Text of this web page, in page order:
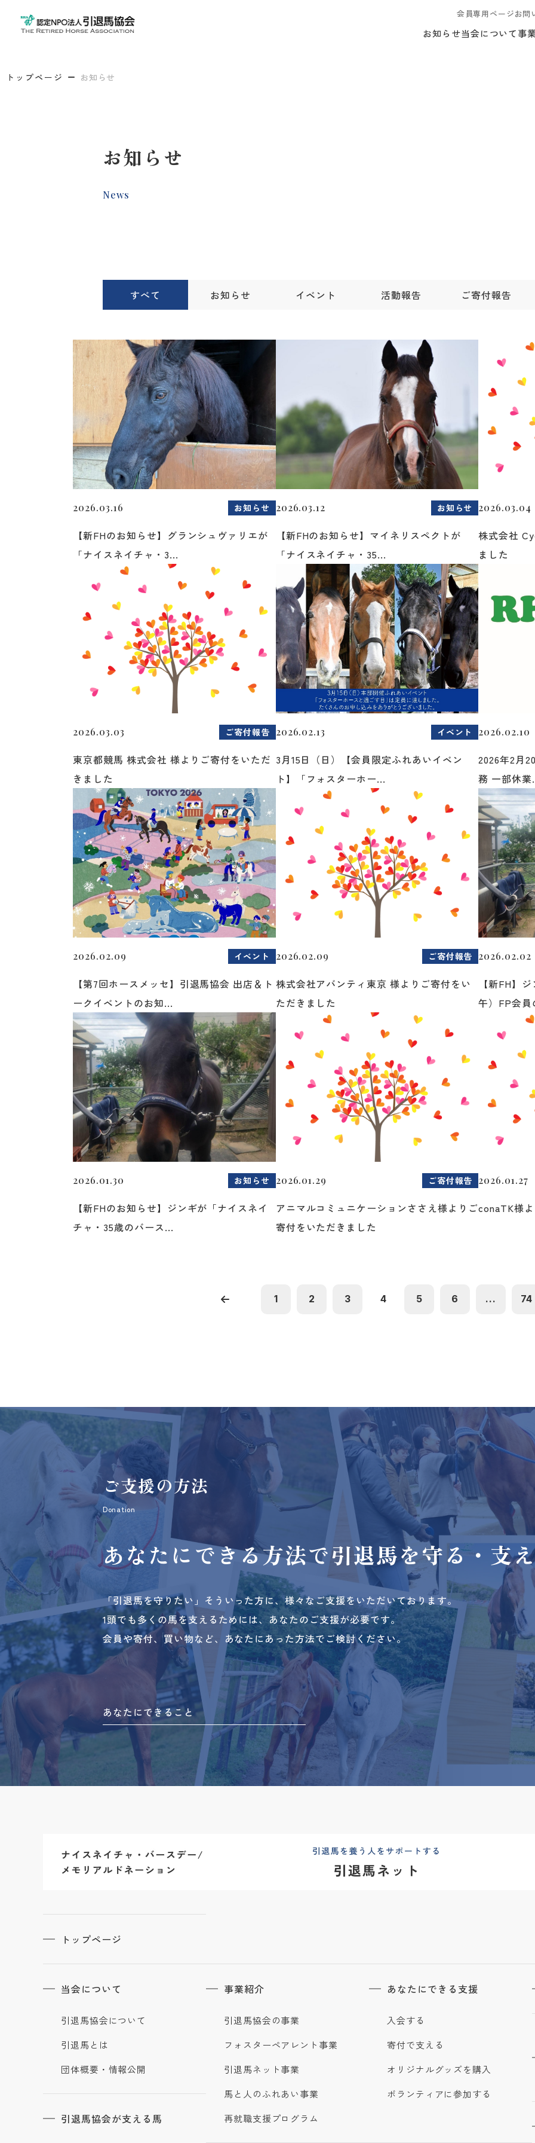
会員専用ページお問
お知らせ当会について事
トップページ お知らせ
お知らせ
News
すべて お知らせ イベント 活動報告 ご寄付報告
2026.03.16 お知らせ
【新FHのお知らせ】グランシュヴァリエが
「ナイスネイチャ・3...
2026.03.12 お知らせ
【新FHのお知らせ】マイネリスペクトが
「ナイスネイチャ・35...
2026.03.04
株式会社
ました
2026.03.03 ご寄付報告
東京都競馬 株式会社 様よりご寄付をいただ
きました
2026.02.13 イベント
3月15日（日）【会員限定ふれあいイベン
ト】「フォスターホー...
2026.02.10
2026年2月
務 一部休業
2026.02.09 イベント
【第7回ホースメッセ】引退馬協会 出店＆ト
ークイベントのお知...
2026.02.09 ご寄付報告
株式会社アバンティ東京 様よりご寄付をい
ただきました
2026.02.02
【新FH】
午）FP会
2026.01.30 お知らせ
【新FHのお知らせ】ジンギが「ナイスネイ
チャ・35歳のバース...
2026.01.29 ご寄付報告
アニマルコミュニケーションささえ様よりご
寄付をいただきました
2026.01.27
conaTK様
1 2 3 4 5 6 ... 74
ご支援の方法
Donation
あなたにできる方法で引退馬を守る・支
「引退馬を守りたい」そういった方に、様々なご支援をいただいております。
1頭でも多くの馬を支えるためには、あなたのご支援が必要です。
会員や寄付、買い物など、あなたにあった方法でご検討ください。
あなたにできること
トップページ
当会について
引退馬協会について
引退馬とは
団体概要・情報公開
引退馬協会が支える馬
事業紹介
引退馬協会の事業
フォスターペアレント事業
引退馬ネット事業
馬と人のふれあい事業
再就職支援プログラム
あなたにできる支援
入会する
寄付で支える
オリジナルグッズを購入
ボランティアに参加する